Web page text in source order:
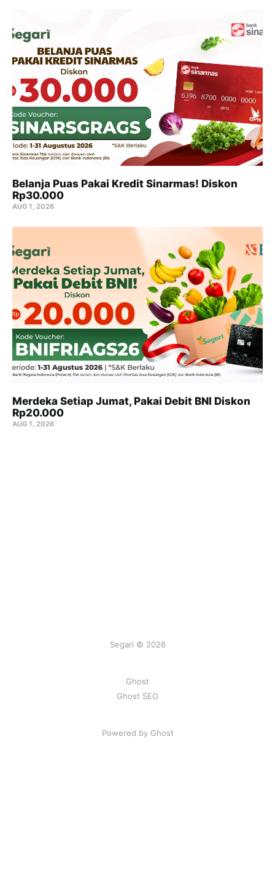
Belanja Puas Pakai Kredit Sinarmas! Diskon
Rp30.000
AUG 1, 2026
Merdeka Setiap Jumat, Pakai Debit BNI Diskon
Rp20.000
AUG 1, 2026
Segari © 2026
Ghost
Ghost SEO
Powered by Ghost